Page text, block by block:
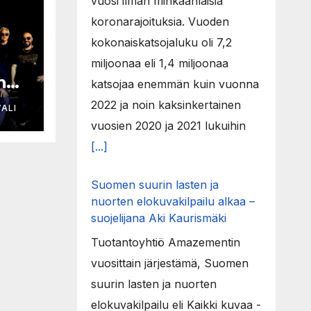
koronarajoituksia. Vuoden
kokonaiskatsojaluku oli 7,2
miljoonaa eli 1,4 miljoonaa
katsojaa enemmän kuin vuonna
2022 ja noin kaksinkertainen
vuosien 2020 ja 2021 lukuihin
[...]
Suomen suurin lasten ja
nuorten elokuvakilpailu alkaa –
suojelijana Aki Kaurismäki
Tuotantoyhtiö Amazementin
vuosittain järjestämä, Suomen
suurin lasten ja nuorten
elokuvakilpailu eli Kaikki kuvaa -